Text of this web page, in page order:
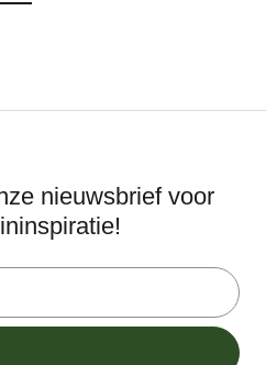
nieuwsbrief voor
werkwijze